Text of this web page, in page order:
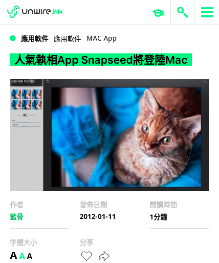
人氣執相App Snapseed將登陸Mac
WWDC 2026 ERP 與商業 AI
應用軟件 應用軟件 MAC App
人氣執相App Snapseed將登陸Mac
作者
藍骨
發佈日期
2012-01-11
閱讀時間
1分鐘
字體大小
AAA
分享